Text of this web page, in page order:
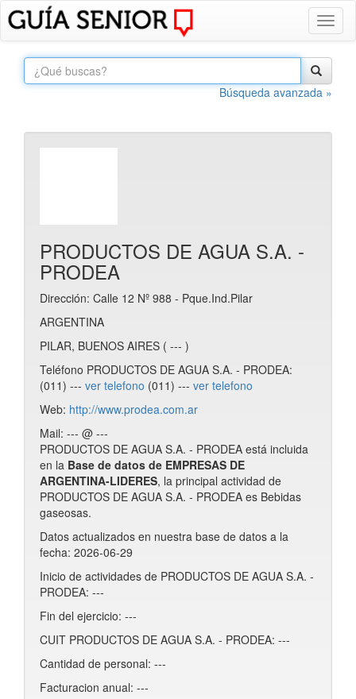
Búsqueda avanzada »
PRODUCTOS DE AGUA S.A. -
PRODEA
Dirección: Calle 12 Nº 988 - Pque.Ind.Pilar
ARGENTINA
PILAR, BUENOS AIRES ( --- )
Teléfono PRODUCTOS DE AGUA S.A. - PRODEA:
(011) --- ver telefono (011) --- ver telefono
Web: http://www.prodea.com.ar
Mail: --- @ ---
PRODUCTOS DE AGUA S.A. - PRODEA está incluida
en la Base de datos de EMPRESAS DE
ARGENTINA-LIDERES, la principal actividad de
PRODUCTOS DE AGUA S.A. - PRODEA es Bebidas
gaseosas.
Datos actualizados en nuestra base de datos a la
fecha: 2026-06-29
Inicio de actividades de PRODUCTOS DE AGUA S.A. -
PRODEA: ---
Fin del ejercicio: ---
CUIT PRODUCTOS DE AGUA S.A. - PRODEA: ---
Cantidad de personal: ---
Facturacion anual: ---